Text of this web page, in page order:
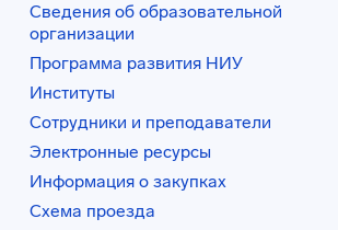
Сведения об образовательной
организации
Программа развития НИУ
Институты
Сотрудники и преподаватели
Электронные ресурсы
Информация о закупках
Схема проезда